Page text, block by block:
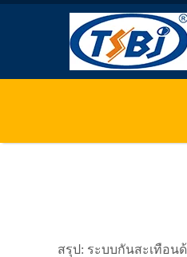
สรุป: ระบบกันสะเทือ